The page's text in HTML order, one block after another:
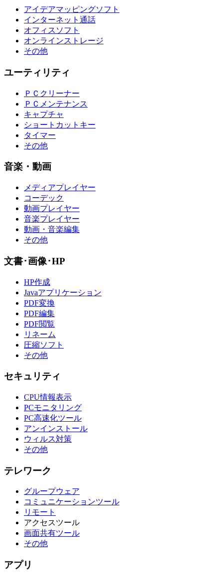
アイデアマッピングソフト
インターネット通話
オフィスソフト
オンラインストレージ
その他
ユーティリティ
ＰＣクリーナー
ＰＣメンテナンス
キャプチャ
ショートカットキー
タイマー
その他
音楽・動画
メディアプレイヤー
コーデック
動画プレイヤー
音楽プレイヤー
動画・音楽編集
その他
文書･画像･HP
HP作成
Javaアプリケーション
PDF変換
PDF編集
PDF閲覧
リネーム
圧縮ソフト
その他
セキュリティ
CPU情報表示
PCモニタリング
PC高速化ツール
アンインストール
ウィルス対策
その他
テレワーク
グループウェア
コミュニケーションツール
リモート
アクセスツール
画面共有ツール
その他
アプリ